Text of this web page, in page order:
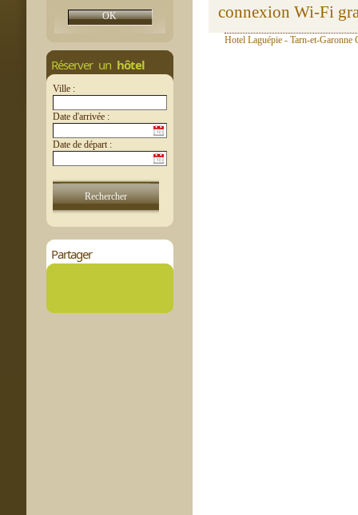
Réserver un hôtel
Ville :
Date d'arrivée :
Date de départ :
Partager
connexion Wi-Fi
Hotel Laguépie - Tarn-et-Garonne